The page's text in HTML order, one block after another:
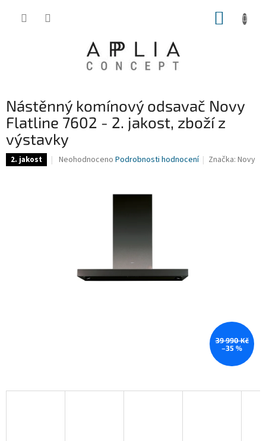
Nástěnný komínový odsavač Novy
Flatline 7602 - 2. jakost, zboží z
výstavky
2. jakost
Průměrné
Neohodnoceno Podrobnosti hodnocení Značka:Novy
39 990 Kč
–35 %